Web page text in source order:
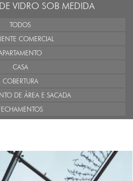
VIDRO SOB MEDIDA
TODOS
COMERCIAL
CASA
COBERTURA
DE ÁREA E SACADA